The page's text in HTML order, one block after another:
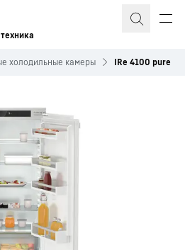
холодильные камеры IRe 4100 pure